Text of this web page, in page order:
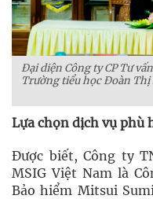
Đại diện Công ty CP Tư
Trường tiểu học Đoàn
Lựa chọn dịch vụ phù
Được biết, Công ty
MSIG Việt Nam là
Bảo hiểm Mitsui